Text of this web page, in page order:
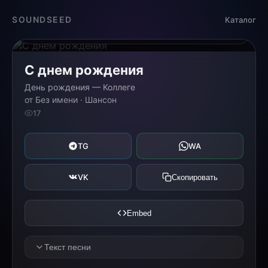
SOUNDSEED Каталог
С днем рождения
День рождения — Коллеге
от Без имени · Шансон
17
TG WA
VK Скопировать
Embed
Текст песни